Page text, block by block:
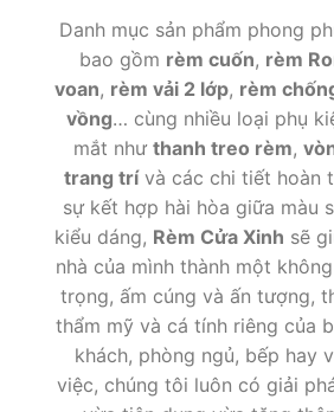
Danh mục sản phẩm phong
bao gồm rèm cuốn, rèm
voan, rèm vải 2 lớp, rèm
vồng… cùng nhiều loại phụ
mắt như thanh treo rèm,
trang trívà các chi tiết hoàn
sự kết hợp hài hòa giữa màu
kiểu dáng, Rèm Cửa Xinh sẽ
nhà của mình thành một
trọng, ấm cúng và ấn tượng,
thẩm mỹ và cá tính riêng của
khách, phòng ngủ, bếp hay
việc, chúng tôi luôn có giải